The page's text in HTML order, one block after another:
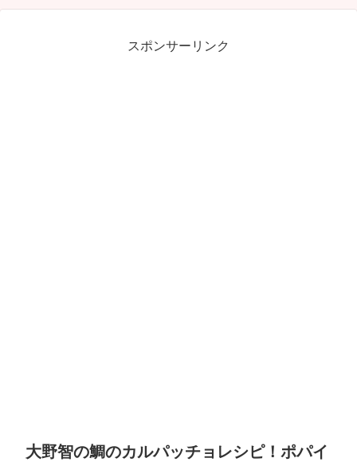
スポンサーリンク
大野智の鯛のカルパッチョレシピ！ポパイ